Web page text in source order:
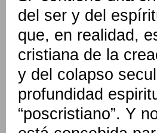
del ser y del
que, en realidad,
cristiana de la
y del colapso
profundidad
“poscristiano”. Y